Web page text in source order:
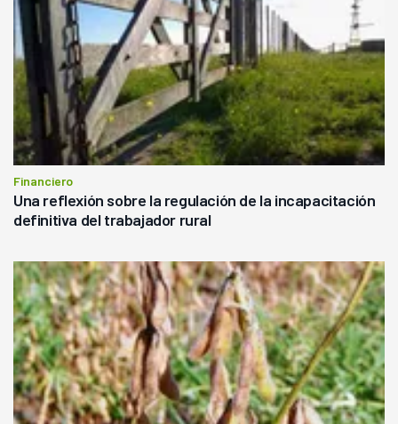
Financiero
Una reflexión sobre la regulación de la incapacitación
definitiva del trabajador rural